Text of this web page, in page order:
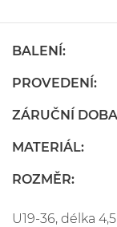
BALENÍ:
PROVEDENÍ:
ZÁRUČNÍ
MATERIÁL:
ROZMĚR:
U19-36, délka